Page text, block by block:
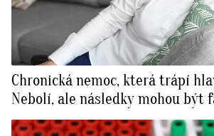
Chronická nemoc, která trápí
Nebolí, ale následky mohou být